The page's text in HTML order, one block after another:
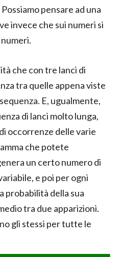
pensare ad una
invece che sui numeri si
che con tre lanci di
tra quelle appena viste
E, ugualmente,
di lanci molto lunga,
occorrenze delle varie
che potete
un certo numero di
e poi per ogni
probabilità della sua
tra due apparizioni.
gli stessi per tutte le